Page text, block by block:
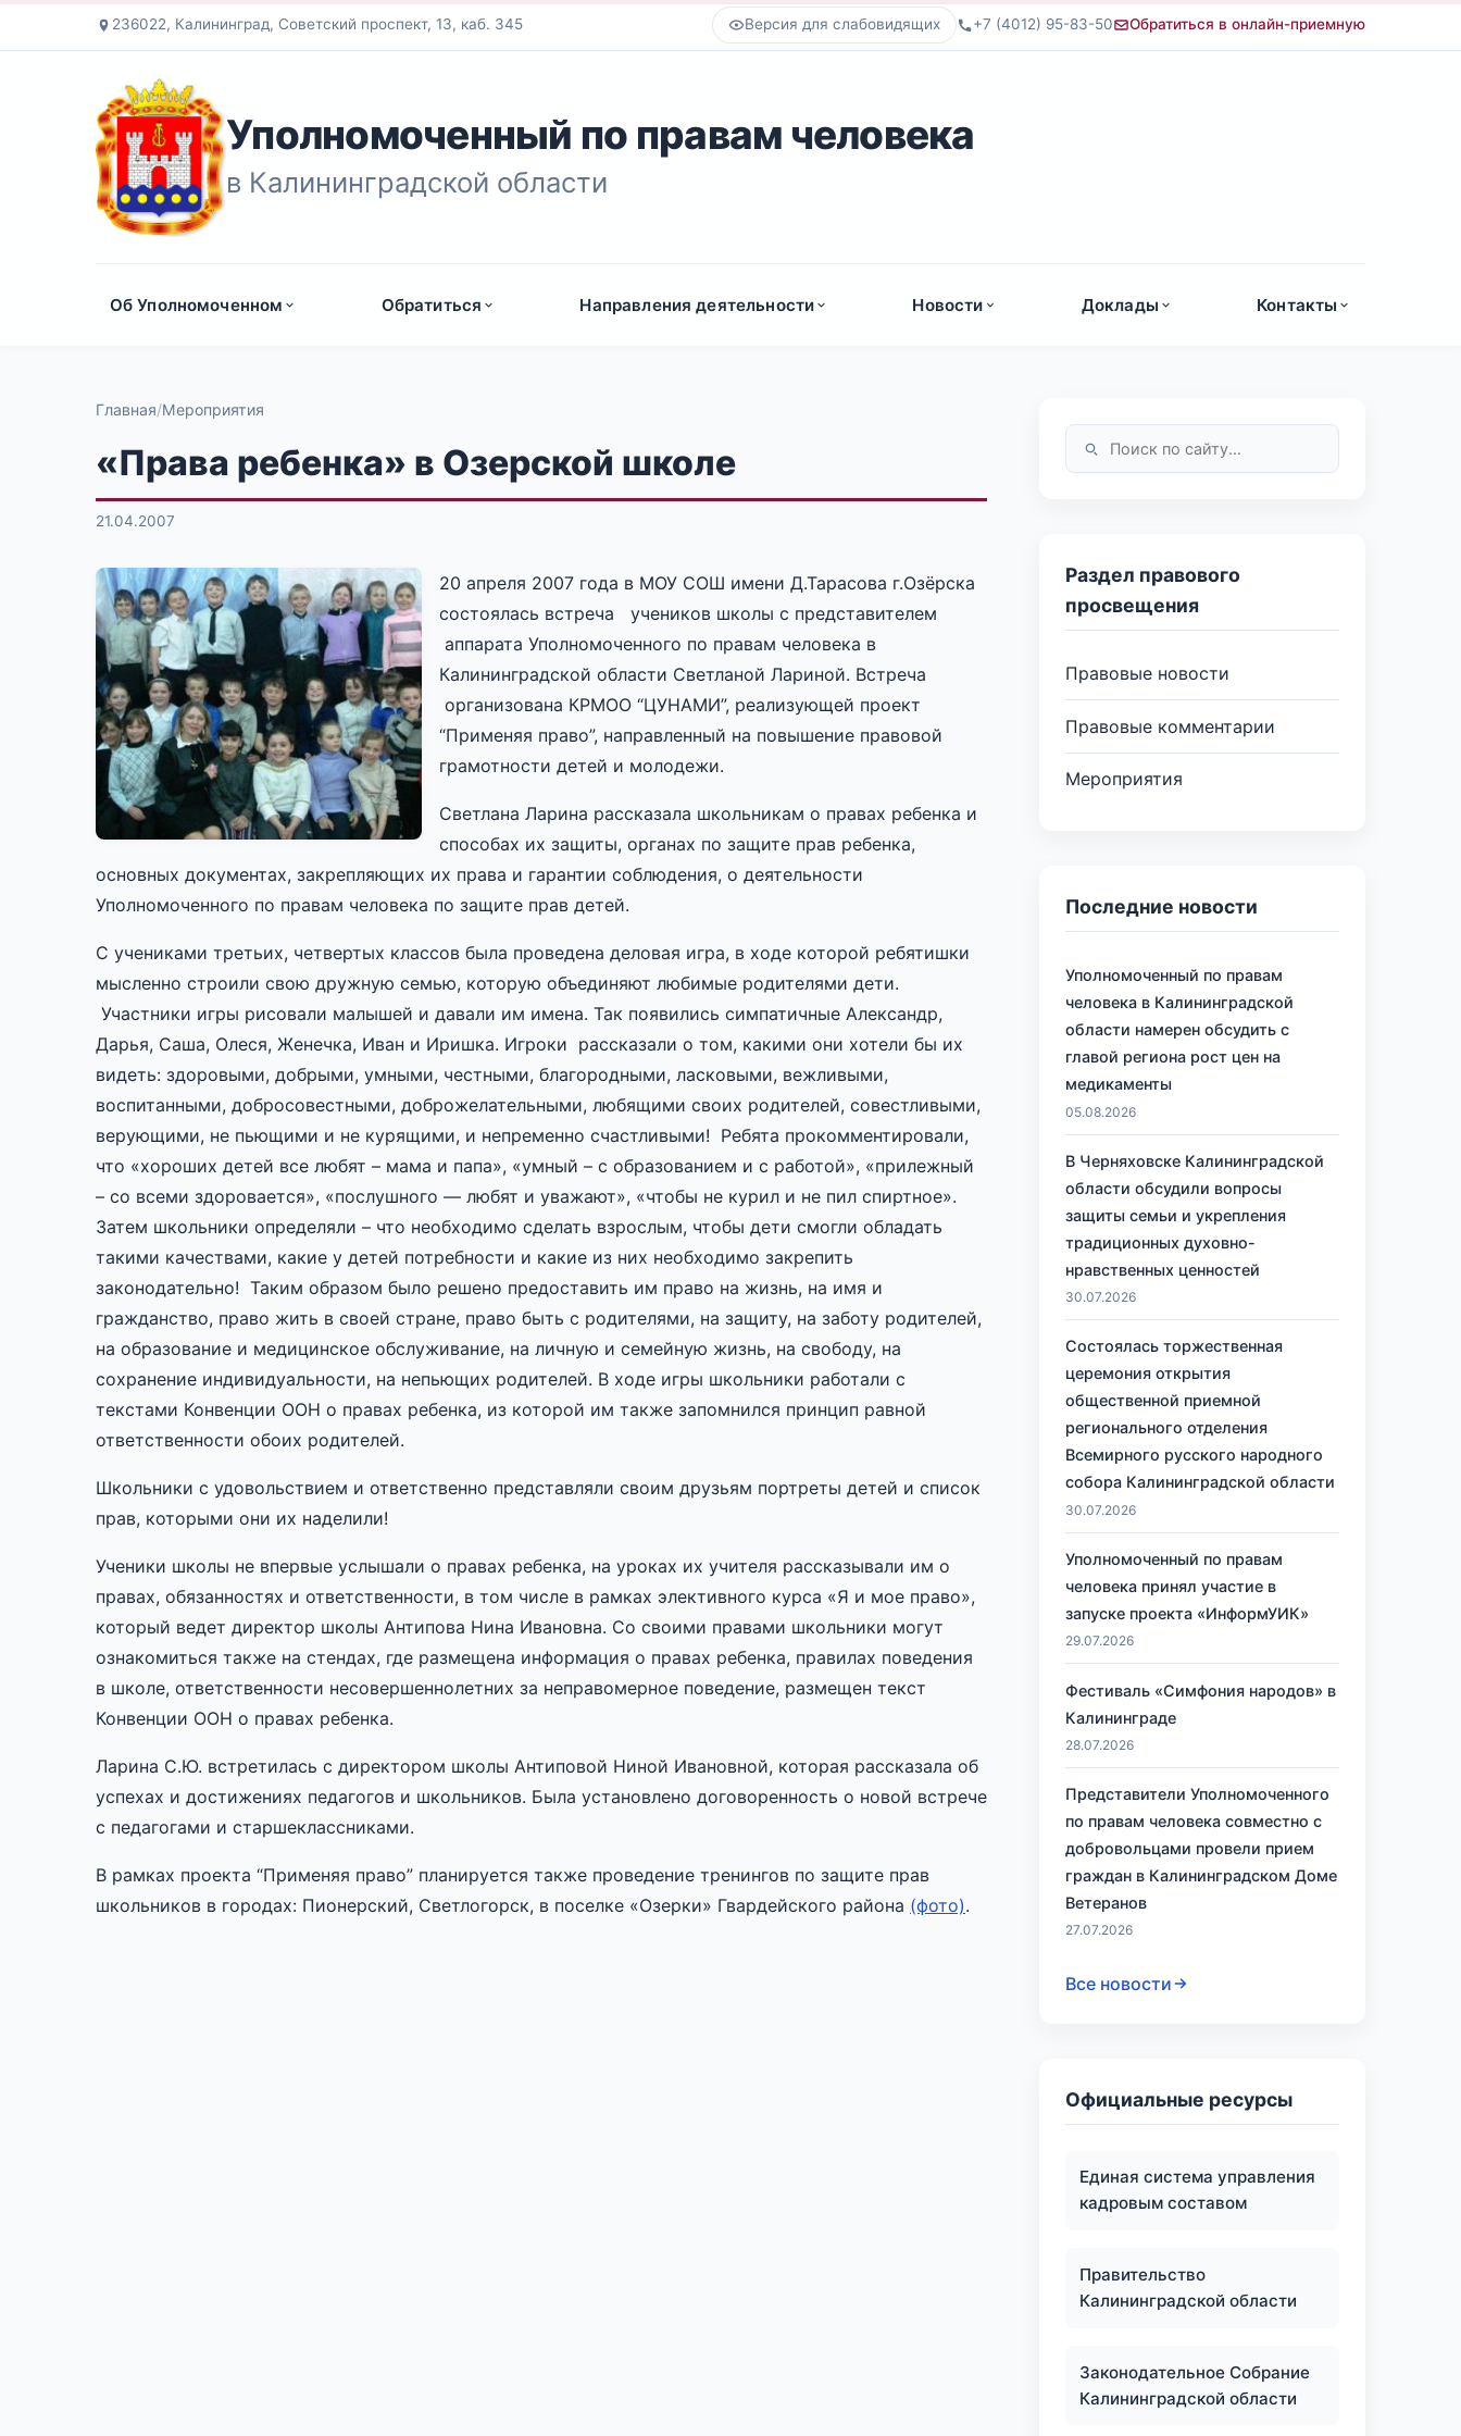
236022, Калининград, Советский проспект, 13, каб. 345 Версия для слабовидящих +7 (4012) 95-83-50 Обратиться в онлайн-приемную
Уполномоченный по правам человека
в Калининградской области
Об Уполномоченном Обратиться Направления деятельности Новости Доклады Контакты
Главная Мероприятия
«Права ребенка» в Озерской школе
21.04.2007
20 апреля 2007 года в МОУ СОШ имени Д.Тарасова г.Озёрска
состоялась встреча учеников школы с представителем
аппарата Уполномоченного по правам человека в
Калининградской области Светланой Лариной. Встреча
организована КРМОО “ЦУНАМИ”, реализующей проект
“Применяя право”, направленный на повышение правовой
грамотности детей и молодежи.
Светлана Ларина рассказала школьникам о правах ребенка и
способах их защиты, органах по защите прав ребенка,
основных документах, закрепляющих их права и гарантии соблюдения, о деятельности
Уполномоченного по правам человека по защите прав детей.
С учениками третьих, четвертых классов была проведена деловая игра, в ходе которой ребятишки
мысленно строили свою дружную семью, которую объединяют любимые родителями дети.
Участники игры рисовали малышей и давали им имена. Так появились симпатичные Александр,
Дарья, Саша, Олеся, Женечка, Иван и Иришка. Игроки рассказали о том, какими они хотели бы их
видеть: здоровыми, добрыми, умными, честными, благородными, ласковыми, вежливыми,
воспитанными, добросовестными, доброжелательными, любящими своих родителей, совестливыми,
верующими, не пьющими и не курящими, и непременно счастливыми! Ребята прокомментировали,
что «хороших детей все любят – мама и папа», «умный – с образованием и с работой», «прилежный
– со всеми здоровается», «послушного — любят и уважают», «чтобы не курил и не пил спиртное».
Затем школьники определяли – что необходимо сделать взрослым, чтобы дети смогли обладать
такими качествами, какие у детей потребности и какие из них необходимо закрепить
законодательно! Таким образом было решено предоставить им право на жизнь, на имя и
гражданство, право жить в своей стране, право быть с родителями, на защиту, на заботу родителей,
на образование и медицинское обслуживание, на личную и семейную жизнь, на свободу, на
сохранение индивидуальности, на непьющих родителей. В ходе игры школьники работали с
текстами Конвенции ООН о правах ребенка, из которой им также запомнился принцип равной
ответственности обоих родителей.
Школьники с удовольствием и ответственно представляли своим друзьям портреты детей и список
прав, которыми они их наделили!
Ученики школы не впервые услышали о правах ребенка, на уроках их учителя рассказывали им о
правах, обязанностях и ответственности, в том числе в рамках элективного курса «Я и мое право»,
который ведет директор школы Антипова Нина Ивановна. Со своими правами школьники могут
ознакомиться также на стендах, где размещена информация о правах ребенка, правилах поведения
в школе, ответственности несовершеннолетних за неправомерное поведение, размещен текст
Конвенции ООН о правах ребенка.
Ларина С.Ю. встретилась с директором школы Антиповой Ниной Ивановной, которая рассказала об
успехах и достижениях педагогов и школьников. Была установлено договоренность о новой встрече
с педагогами и старшеклассниками.
В рамках проекта “Применяя право” планируется также проведение тренингов по защите прав
школьников в городах: Пионерский, Светлогорск, в поселке «Озерки» Гвардейского района (фото).
Раздел правового
просвещения
Правовые новости
Правовые комментарии
Мероприятия
Последние новости
Уполномоченный по правам
человека в Калининградской
области намерен обсудить с
главой региона рост цен на
медикаменты
05.08.2026
В Черняховске Калининградской
области обсудили вопросы
защиты семьи и укрепления
традиционных духовно-
нравственных ценностей
30.07.2026
Состоялась торжественная
церемония открытия
общественной приемной
регионального отделения
Всемирного русского народного
собора Калининградской области
30.07.2026
Уполномоченный по правам
человека принял участие в
запуске проекта «ИнформУИК»
29.07.2026
Фестиваль «Симфония народов» в
Калининграде
28.07.2026
Представители Уполномоченного
по правам человека совместно с
добровольцами провели прием
граждан в Калининградском Доме
Ветеранов
27.07.2026
Все новости
Официальные ресурсы
Единая система управления
кадровым составом
Правительство
Калининградской области
Законодательное Собрание
Калининградской области